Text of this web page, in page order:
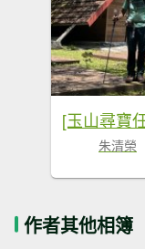
朱清榮
作者其他相簿